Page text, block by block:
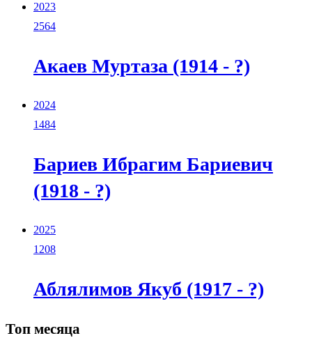
2023
2564
Акаев Муртаза (1914 - ?)
2024
1484
Бариев Ибрагим Бариевич
(1918 - ?)
2025
1208
Аблялимов Якуб (1917 - ?)
Топ месяца